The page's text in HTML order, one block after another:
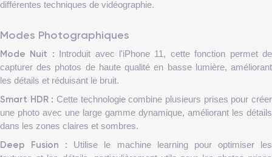
différentes techniques de vidéographie.
Modes Photographiques
Mode Nuit : Introduit avec l'iPhone 11, cette fonction permet de
capturer des photos de haute qualité en basse lumière, améliorant
les détails et réduisant le bruit.
Smart HDR : Cette technologie combine plusieurs prises pour créer
une photo avec une large gamme dynamique, améliorant les détails
dans les zones claires et sombres.
Deep Fusion : Utilise le machine learning pour optimiser les